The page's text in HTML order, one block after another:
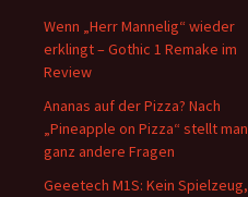
Wenn „Herr Mannelig“ wieder
erklingt – Gothic 1 Remake im
Review
Ananas auf der Pizza? Nach
„Pineapple on Pizza“ stellt man
ganz andere Fragen
Geeetech M1S: Kein Spielzeug,